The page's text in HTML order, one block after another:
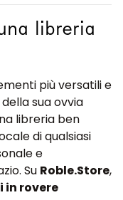
libreria
più versatili e
sua ovvia
libreria ben
di qualsiasi
e
Su Roble.Store,
in rovere